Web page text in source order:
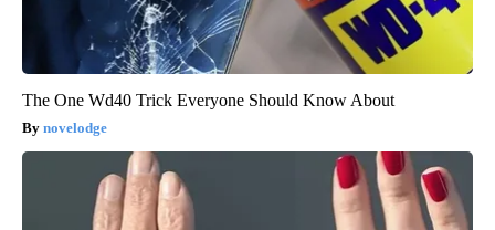
The One Wd40 Trick Everyone Should Know About
novelodge